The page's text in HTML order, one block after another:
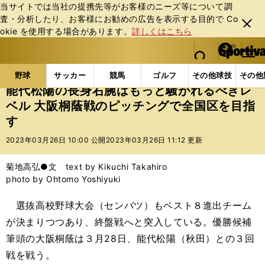
当サイトでは当社の提携先等がお客様のニーズ等について調
査・分析したり、お客様にお勧めの広告を表⽰する⽬的で Co
okie を使⽤する場合があります。詳しくはこちら
閉じ
る
web Sportiva (webスポルティーバ)
検索
マイペ
ー
ジ
メニュ
野球 サッカー 競馬 ゴルフ その他球技 その
b
ス
ポ
ル
テ
ー
バ
野球の記事一覧 高校野球他 能代松陽の長身右腕は
能代松陽の長身右腕はもっと騒がれるべきレ
ベル 大阪桐蔭戦のピッチングで全国区を目指
す
2023年03月26日 10:00 公開 2023年03月26日 11:12 更新
菊地高弘●文 text by Kikuchi Takahiro
photo by Ohtomo Yoshiyuki
選抜高校野球大会（センバツ）もベスト８進出チーム
が決まりつつあり、終盤戦へと突入している。優勝候補
筆頭の大阪桐蔭は３月28日、能代松陽（秋田）との３回
戦を戦う。